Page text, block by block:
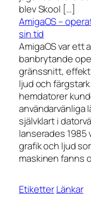
blev Skool […]
AmigaOS –
sin tid
AmigaOS var ett
banbrytande
gränssnitt,
ljud och
hemdatorer
användarvänliga
självklart i
lanserades 1985
grafik och ljud
maskinen fanns
EtiketterLänkar